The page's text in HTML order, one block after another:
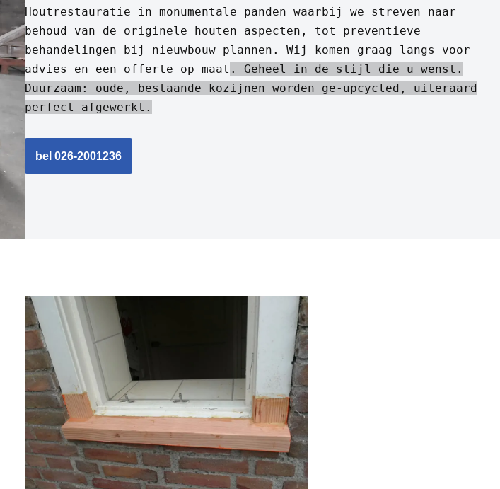
Houtrestauratie in monumentale panden waarbij we streven naar
behoud van de originele houten aspecten, tot preventieve
behandelingen bij nieuwbouw plannen. Wij komen graag langs voor
advies en een offerte op maat . Geheel in de stijl die u wenst.
Duurzaam: oude, bestaande kozijnen worden ge-upcycled, uiteraard
perfect afgewerkt.
bel 026-2001236